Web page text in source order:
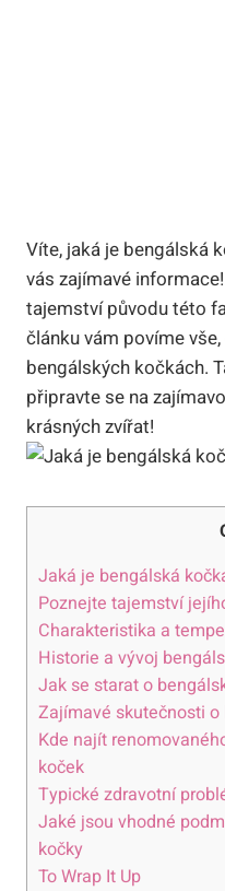
Víte, jaká je bengálská
vás zajímavé
tajemství původu této
článku vám povíme
bengálských kočkách.
připravte se na
krásných zvířat!
Jaká je bengálská
Poznejte tajemství
Charakteristika a
Historie a vývoj
Jak se starat o
Zajímavé skutečnosti
Kde najít
koček
Typické zdravotní
Jaké jsou vhodné
kočky
To Wrap It Up